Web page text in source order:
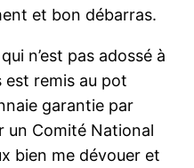
et bon débarras.
n’est pas adossé à
est remis au pot
garantie par
un Comité National
bien me dévouer et